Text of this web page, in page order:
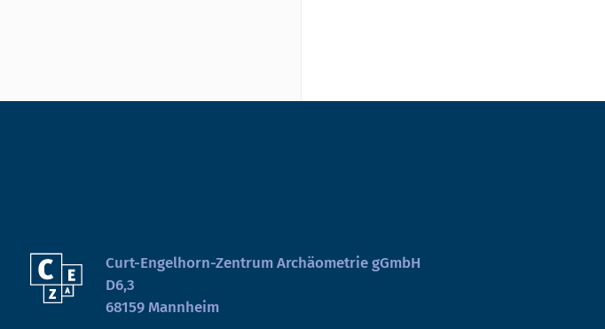
Curt-Engelhorn-Zentrum Archäometrie gGmbH
D6,3
68159 Mannheim